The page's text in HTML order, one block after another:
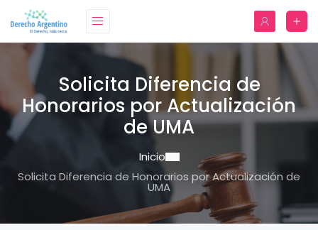
Solicita Diferencia de
Honorarios por Actualización
de UMA
Inicio
Solicita Diferencia de Honorarios por Actualización de
UMA